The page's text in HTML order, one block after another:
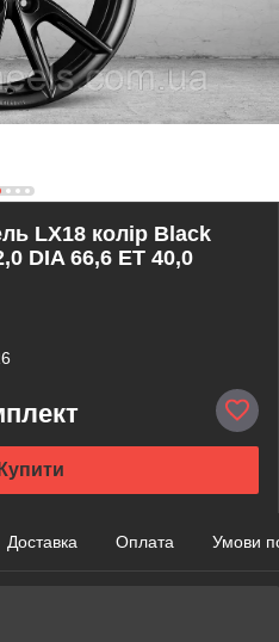
LX18 колір Black
DIA 66,6 ET 40,0
Купити
Доставка Оплата Умови